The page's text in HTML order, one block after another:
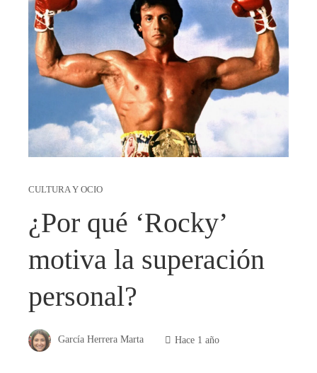
CULTURA Y OCIO
¿Por qué ‘Rocky’
motiva la superación
personal?
García Herrera Marta Hace 1 año